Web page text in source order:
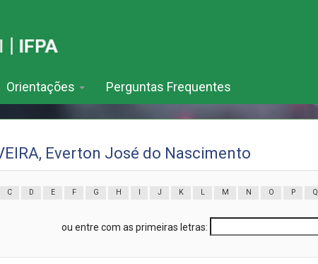
Orientações Perguntas Frequentes
Everton José do Nascimento
C D E F G H J K L M N O P Q
ou entre com as primeiras letras: